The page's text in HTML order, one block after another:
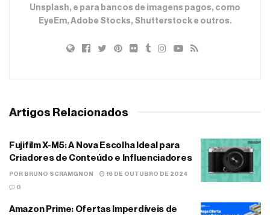
Unsplash, e para bancos de imagens pagos, como
EyeEm, Adobe Stocks, Shutterstock e outros.
Artigos Relacionados
Fujifilm X-M5: A Nova Escolha Ideal para
Criadores de Conteúdo e Influenciadores
POR BRUNO SCRAMGNON
16 DE OUTUBRO DE 2024
0
Amazon Prime: Ofertas Imperdíveis de